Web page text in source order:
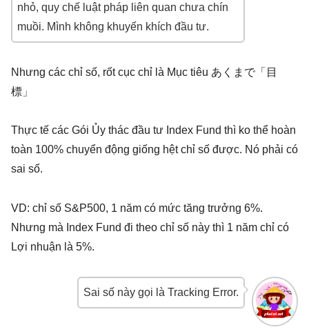
nhỏ, quy chế luật pháp liên quan chưa chín
muồi. Mình không khuyến khích đầu tư.
Nhưng các chỉ số, rốt cục chỉ là Mục tiêu あくまで「目
標」
Thực tế các Gói Ủy thác đầu tư Index Fund thì ko thể hoàn
toàn 100% chuyển động giống hệt chỉ số được. Nó phải có
sai số.
VD: chỉ số S&P500, 1 năm có mức tăng trưởng 6%.
Nhưng mà Index Fund đi theo chỉ số này thì 1 năm chỉ có
Lợi nhuận là 5%.
Sai số này gọi là Tracking Error.